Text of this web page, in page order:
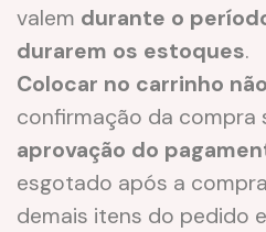
valem durante o
durarem os estoques.
Colocar no carrinho
confirmação da compra
aprovação do
esgotado após a
demais itens do pedido e